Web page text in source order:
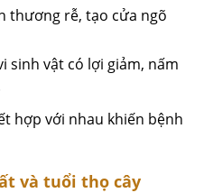
thương rễ, tạo cửa ngõ
sinh vật có lợi giảm, nấm
hợp với nhau khiến bệnh
và tuổi thọ cây